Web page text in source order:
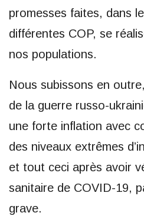
promesses faites, dans
différentes COP, se
nos populations.
Nous subissons en
de la guerre russo-
une forte inflation avec
des niveaux extrêmes
et tout ceci après avoir
sanitaire de COVID-19,
grave.